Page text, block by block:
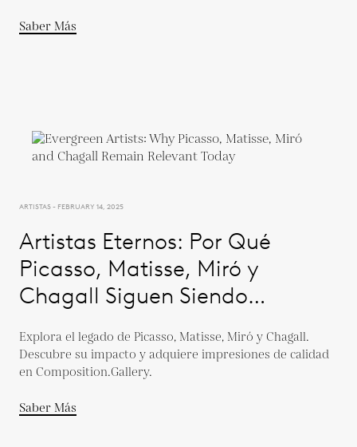
Saber Más
ARTISTAS - FEBRUARY 14, 2025
Artistas Eternos: Por Qué
Picasso, Matisse, Miró y
Chagall Siguen Siendo
Explora el legado de Picasso, Matisse, Miró y Chagall.
Descubre su impacto y adquiere impresiones de calidad
en Composition.Gallery.
Saber Más